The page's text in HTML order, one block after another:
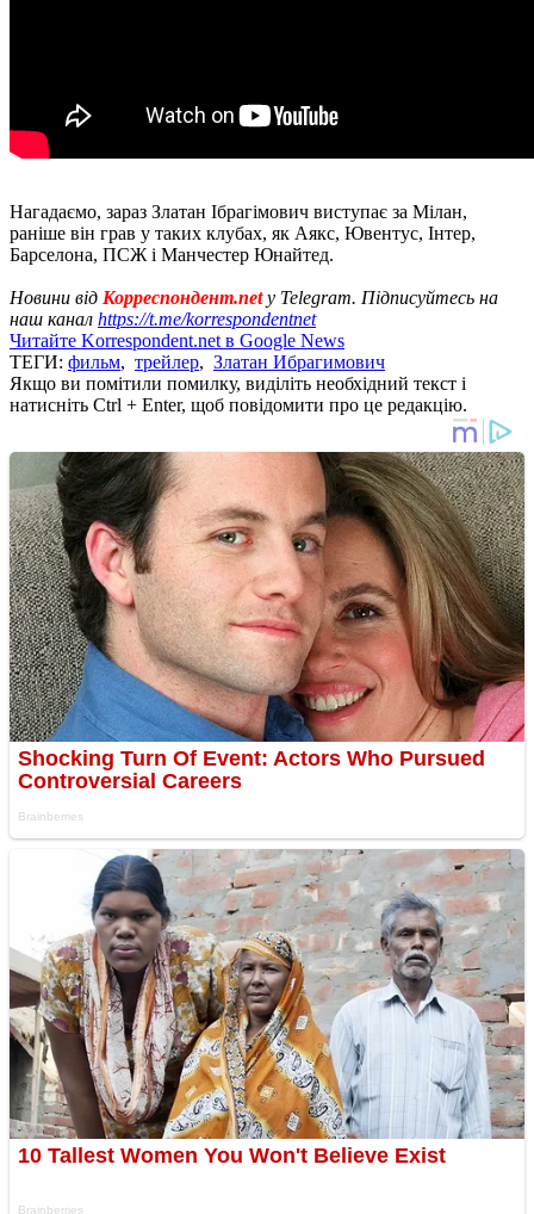
Нагадаємо, зараз Златан Ібрагімович виступає за Мілан,
раніше він грав у таких клубах, як Аякс, Ювентус, Інтер,
Барселона, ПСЖ і Манчестер Юнайтед.
Новини від Корреспондент.netу Telegram. Підписуйтесь на
наш канал https://t.me/korrespondentnet
Читайте Korrespondent.net в Google News
ТЕГИ: фильм, трейлер, Златан Ибрагимович
Якщо ви помітили помилку, виділіть необхідний текст і
натисніть Ctrl + Enter, щоб повідомити про це редакцію.